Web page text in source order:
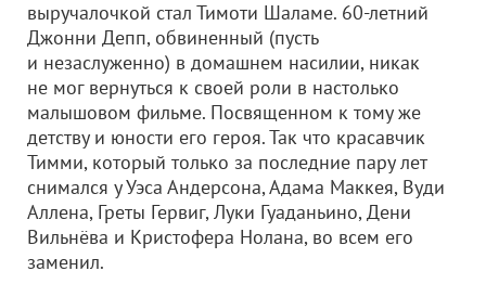
выручалочкой стал Тимоти Шаламе. 60-летний
Джонни Депп, обвиненный (пусть
и незаслуженно) в домашнем насилии, никак
не мог вернуться к своей роли в настолько
малышовом фильме. Посвященном к тому же
детству и юности его героя. Так что красавчик
Тимми, который только за последние пару лет
снимался у Уэса Андерсона, Адама Маккея, Вуди
Аллена, Греты Гервиг, Луки Гуаданьино, Дени
Вильнёва и Кристофера Нолана, во всем его
заменил.